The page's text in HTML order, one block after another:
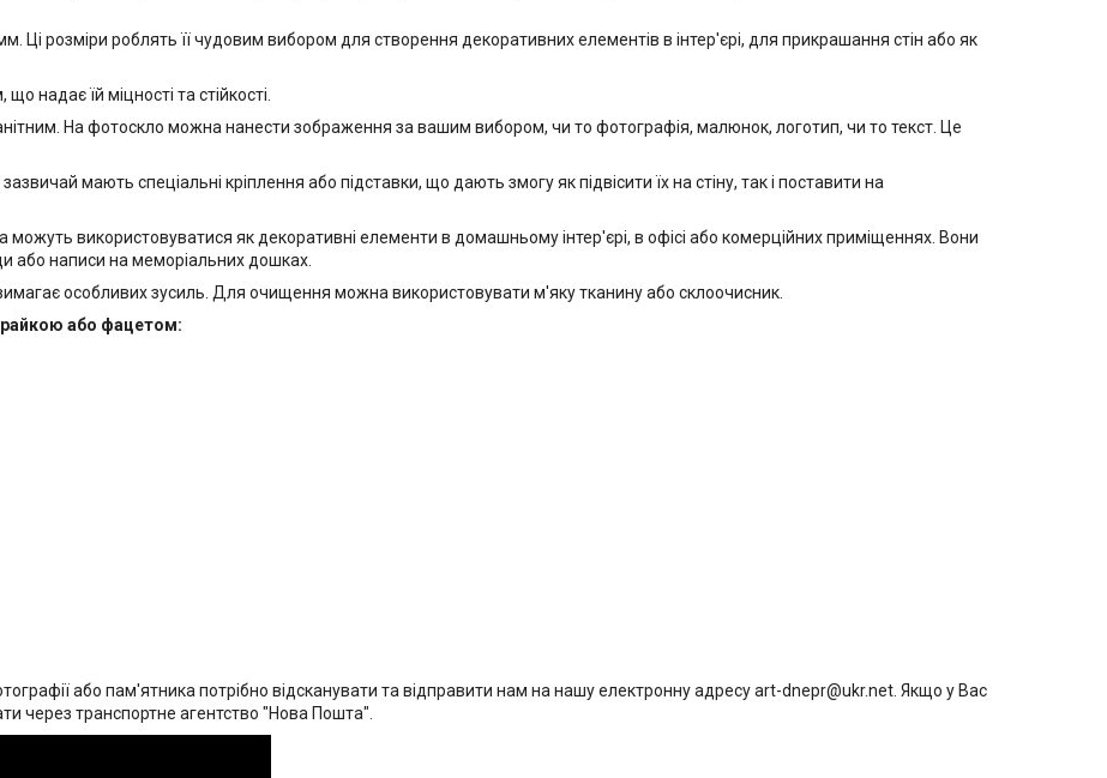
Ці розміри роблять її чудовим вибором для створення декоративних елементів в інтер'єрі, для прикрашання стін або як
надає їй міцності та стійкості.
На фотоскло можна нанести зображення за вашим вибором, чи то фотографія, малюнок, логотип, чи то текст. Це
мають спеціальні кріплення або підставки, що дають змогу як підвісити їх на стіну, так і поставити на
можуть використовуватися як декоративні елементи в домашньому інтер'єрі, в офісі або комерційних приміщеннях. Вони
або написи на меморіальних дошках.
особливих зусиль. Для очищення можна використовувати м'яку тканину або склоочисник.
або фацетом:
або пам'ятника потрібно відсканувати та відправити нам на нашу електронну адресу art-dnepr@ukr.net. Якщо у Вас
через транспортне агентство "Нова Пошта".